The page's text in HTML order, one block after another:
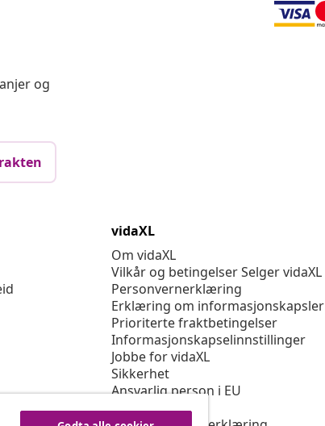
og
vidaXL
Om vidaXL
Vilkår og betingelser Selger vidaXL
Personvernerklæring
Erklæring om informasjonskapsler
Prioriterte fraktbetingelser
Informasjonskapselinnstillinger
Jobbe for vidaXL
Sikkerhet
Ansvarlig person i EU
Politikken EPR